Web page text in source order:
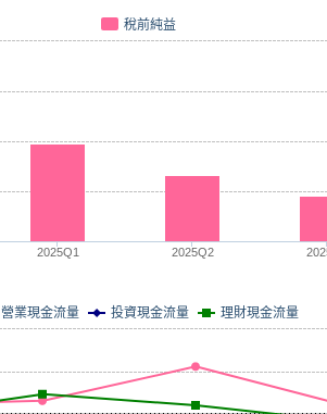
稅前純益
2025Q1 2025Q2
營業現金流量 投資現金流量 理財現金流量